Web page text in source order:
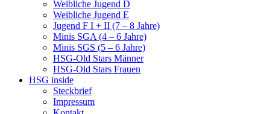
Weibliche Jugend D
Weibliche Jugend E
Jugend F I + II (7 – 8 Jahre)
Minis SGA (4 – 6 Jahre)
Minis SGS (5 – 6 Jahre)
HSG-Old Stars Männer
HSG-Old Stars Frauen
HSG inside
Steckbrief
Impressum